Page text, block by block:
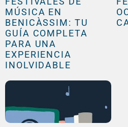
MÚSICA EN
BENICÀSSIM: TU
GUÍA COMPLETA
PARA UNA
EXPERIENCIA
INOLVIDABLE